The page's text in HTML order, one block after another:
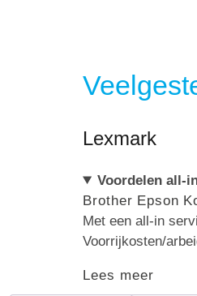
Lexmark
Voordelen all-
Brother Epson
Met een all-in
Voorrijkosten/
Lees meer